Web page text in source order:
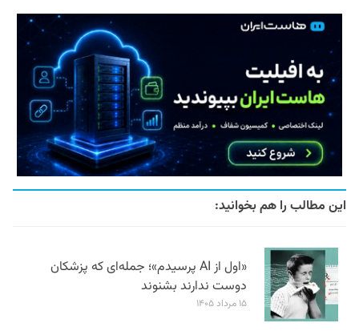
این مطالب را هم بخوانید:
«اول از AI پرسیدم»؛ جمله‌ای که پزشکان
دوست ندارند بشنوند
۱۵ مرداد ۱۴۰۵